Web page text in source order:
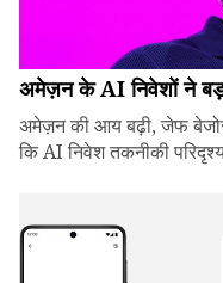
अमेज़न के AI निवेशों ने
अमेज़न की आय बढ़ी, जेफ
कि AI निवेश तकनीकी